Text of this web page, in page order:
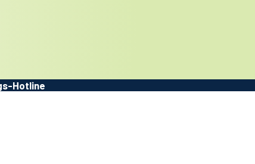
© shutterstock/BrAt82
Hotline